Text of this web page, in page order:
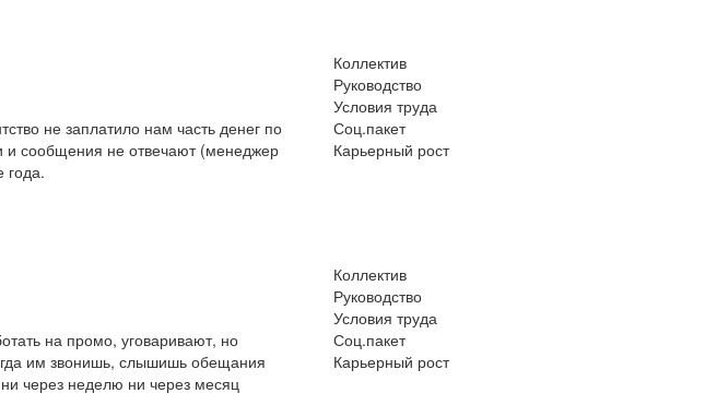
не заплатило нам часть денег по
и сообщения не отвечают (менеджер
Коллектив
Руководство
Условия труда
Соц.пакет
Карьерный рост
на промо, уговаривают, но
им звонишь, слышишь обещания
через неделю ни через месяц
Коллектив
Руководство
Условия труда
Соц.пакет
Карьерный рост